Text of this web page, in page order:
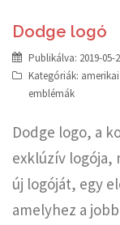
Dodge logó
Publikálva: 2019-05-
Kategóriák:
emblémák
Dodge logo, a
exklúzív logója,
új logóját, egy
amelyhez a